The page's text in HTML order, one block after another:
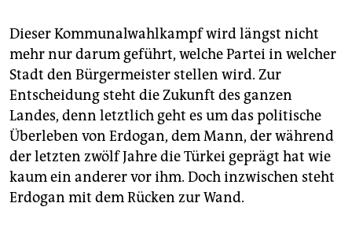
Dieser Kommunalwahlkampf wird längst nicht
mehr nur darum geführt, welche Partei in welcher
Stadt den Bürgermeister stellen wird. Zur
Entscheidung steht die Zukunft des ganzen
Landes, denn letztlich geht es um das politische
Überleben von Erdogan, dem Mann, der während
der letzten zwölf Jahre die Türkei geprägt hat wie
kaum ein anderer vor ihm. Doch inzwischen steht
Erdogan mit dem Rücken zur Wand.